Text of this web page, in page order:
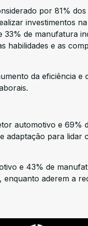
por 81%
investimentos
de manufatura
habilidades e as
da eficiência e
automotivo e 69%
adaptação para lidar
e 43% de
aderem a